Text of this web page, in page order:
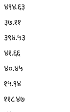
४९४.६३
३७.११
३९४.५३
४१.६६
४०.४५
१५.९४
११८.४७